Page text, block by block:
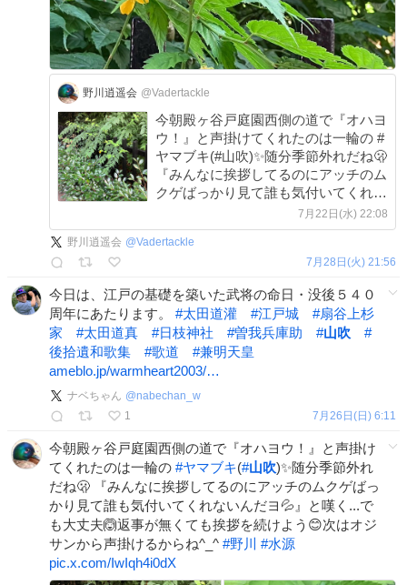
野川逍遥会 @Vadertackle
今朝殿ヶ谷戸庭園西側の道で『オハヨ
ウ！』と声掛けてくれたのは一輪の #
ヤマブキ(#山吹)✨随分季節外れだね🫢
『みんなに挨拶してるのにアッチのム
クゲばっかり見て誰も気付いてくれな
いんだヨ💦』と嘆く...でも大丈夫🙆返
事が無くても挨拶を続けよう😊次はオ
ジサンから声掛けるからね^_^ #野川 #
7月22日(水) 22:08
野川逍遥会 @Vadertackle
7月28日(火) 21:56
今日は、江戸の基礎を築いた武将の命日・没後５４０
周年にあたります。 #太田道灌 #江戸城 #扇谷上杉
家
#太田道真 #日枝神社 #曽我兵庫助 #山吹
#
後拾遺和歌集
#歌道 #兼明天皇
ameblo.jp/warmheart2003/…
ナベちゃん @nabechan_w
1
7月26日(日) 6:11
今朝殿ヶ谷戸庭園西側の道で『オハヨウ！』と声掛け
てくれたのは一輪の #ヤマブキ(#山吹)✨随分季節外れ
だね🫢 『みんなに挨拶してるのにアッチのムクゲばっ
かり見て誰も気付いてくれないんだヨ💦』と嘆く...で
も大丈夫🙆返事が無くても挨拶を続けよう😊次はオジ
サンから声掛けるからね^_^ #野川 #水源
pic.x.com/IwIqh4i0dX